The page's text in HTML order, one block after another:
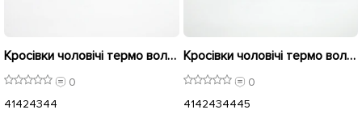
Кросівки чоловічі термо вологостійкі 593244 Сірий
0
41424344
Кросівки чоловічі термо вологостійкі 593243 Графіт
0
4142434445